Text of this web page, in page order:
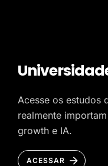
Acesse os estudos
realmente
growth e IA.
ACESSAR